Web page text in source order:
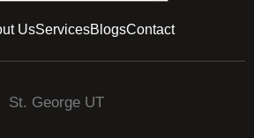
UsServicesBlogsContact
St. George UT